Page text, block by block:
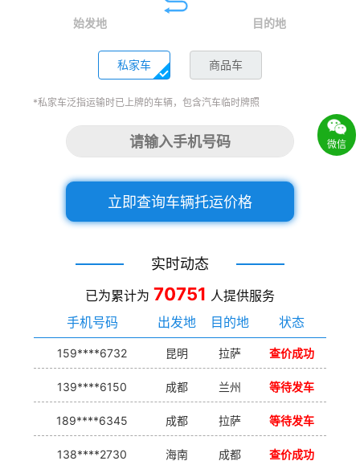
始发地 目的地
私家车 商品车
*私家车泛指运输时已上牌的车辆，包含汽车临时牌照
立即查询车辆托运价格
实时动态
已为累计为 70751 人提供服务
手机号码
出发地 目的地 状态
159****6732 昆明 拉萨 查价成功
139****6150 成都 兰州 等待发车
189****6345 成都 拉萨 等待发车
138****2730 海南 成都 查价成功
微信